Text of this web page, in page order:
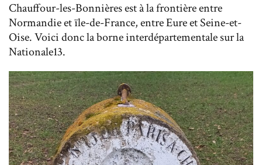
Chauffour-les-Bonnières est à la frontière entre
Normandie et ïle-de-France, entre Eure et Seine-et-
Oise. Voici donc la borne interdépartementale sur la
Nationale13.